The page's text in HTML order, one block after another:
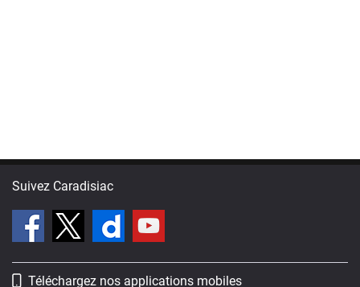
Suivez Caradisiac
Téléchargez nos applications mobiles